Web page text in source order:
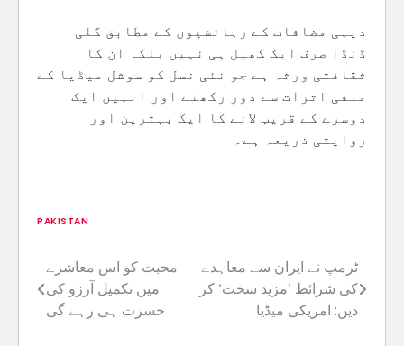
دیہی مضافات کے رہائشیوں کے مطابق گلی
ڈنڈا صرف ایک کھیل ہی نہیں بلکہ ان کا
ثقافتی ورثہ ہے جو نئی نسل کو سوشل میڈیا کے
منفی اثرات سے دور رکھنے اور انہیں ایک
دوسرے کے قریب لانے کا ایک بہترین اور
روایتی ذریعہ ہے۔
PAKISTAN
Post
navigation
میں تکمیل آرزو کی
حسرت ہی رہے گی
ٹرمپ نے ایران سے معاہدے
کی شرائط ’مزید سخت‘ کر
دیں: امریکی میڈیا